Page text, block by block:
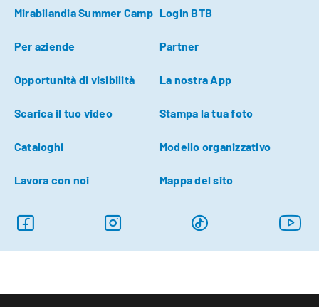
Mirabilandia Summer Camp Login BTB
Per aziende Partner
Opportunità di visibilità La nostra App
Scarica il tuo video Stampa la tua foto
Cataloghi Modello organizzativo
Lavora con noi Mappa del sito